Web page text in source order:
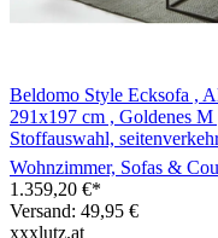
Beldomo Style Ecksofa ,
291x197 cm , Goldenes
Stoffauswahl,
Wohnzimmer, Sofas &
1.359,20 €*
Versand: 49,95 €
xxxlutz.at